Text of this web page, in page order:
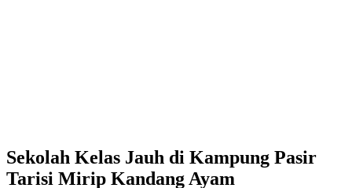
Sekolah Kelas Jauh di Kampung Pasir
Tarisi Mirip Kandang Ayam